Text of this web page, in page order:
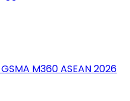
M360 ASEAN 2026